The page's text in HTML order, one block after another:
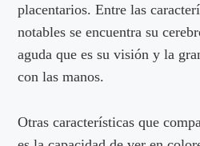
placentarios. Entre las
notables se encuentra su
aguda que es su visión y la
con las manos.
Otras características que